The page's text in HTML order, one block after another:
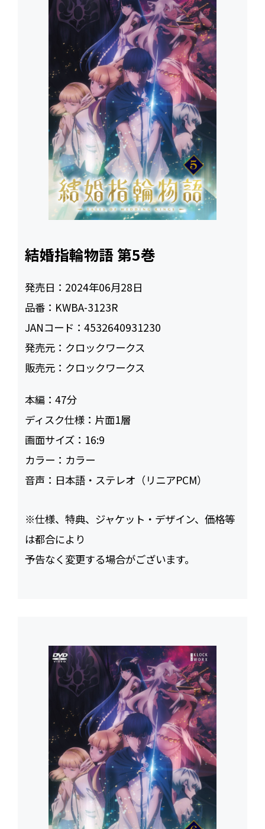
結婚指輪物語 第5巻
発売日： 2024年06月28日
品番： KWBA-3123R
JANコード：4532640931230
発売元： クロックワークス
販売元： クロックワークス
本編：47
ディスク仕様： 片面1層
画面サイズ： 16:9
カラー： カラー
音声： 日本語・ステレオ（リニアPCM）
※仕様、特典、ジャケット・デザイン、価格等
は都合により
予告なく変更する場合がございます。